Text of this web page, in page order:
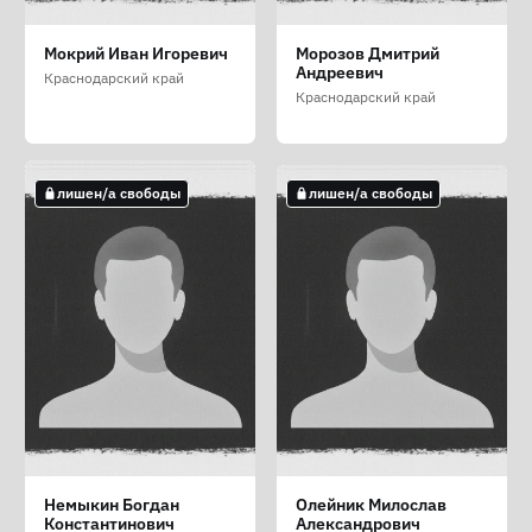
Марахин Александр
Александрович
Краснодарский край
Медведев Пётр
Евгеньевич
Мирошников Андрей
Валерьевич
Краснодарский край
лишен/а свободы
Михуля Ярослав
Альбертович
Мокрий Иван Игоревич
Краснодарский край
Морозов Дмитрий
Андреевич
Краснодарский край
лишен/а свободы
Насонов Владимир
Геннадьевич
лишен/а свободы
Наумов Михаил
Олегович
лишен/а свободы
Немыкин Богдан
Константинович
лишен/а свободы
Олейник Милослав
Александрович